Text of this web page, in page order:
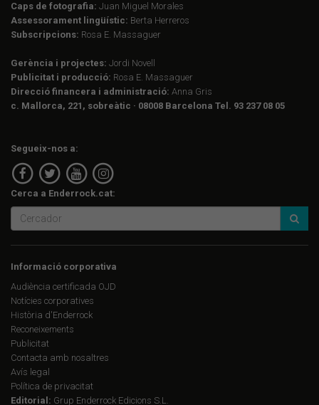
Caps de fotografia: Juan Miguel Morales
Assessorament lingüístic: Berta Herreros
Subscripcions: Rosa E. Massaguer
Gerència i projectes: Jordi Novell
Publicitat i producció: Rosa E. Massaguer
Direcció financera i administració: Anna Gris
c. Mallorca, 221, sobreàtic · 08008 Barcelona Tel. 93 237 08 05
Segueix-nos a:
Cerca a Enderrock.cat:
Informació corporativa
Audiència certificada OJD
Notícies corporatives
Història d'Enderrock
Reconeixements
Publicitat
Contacta amb nosaltres
Avís legal
Política de privacitat
Editorial: Grup Enderrock Edicions S.L.